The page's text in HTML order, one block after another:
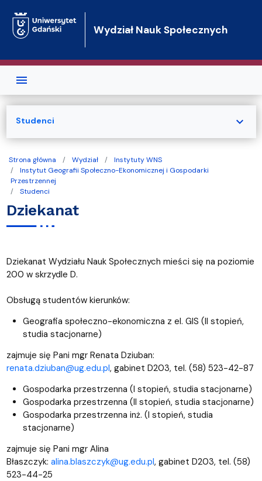
Wydział Nauk Społecznych
Strona główna Wydział
Instytuty WNS
Instytut Geografii Społeczno-Ekonomicznej i Gospodarki
Przestrzennej
Studenci
Dziekanat
Dziekanat Wydziału Nauk Społecznych mieści się na poziomie
200 w skrzydle D.
Obsługą studentów kierunków:
Geografia społeczno-ekonomiczna z el. GIS (II stopień,
studia stacjonarne)
zajmuje się Pani mgr Renata Dziuban:
renata.dziuban@ug.edu.pl, gabinet D203, tel. (58) 523-42-87
Gospodarka przestrzenna (I stopień, studia stacjonarne)
Gospodarka przestrzenna (II stopień, studia stacjonarne)
Gospodarka przestrzenna inż. (I stopień, studia
stacjonarne)
zajmuje się Pani mgr Alina
Błaszczyk: alina.blaszczyk@ug.edu.pl, gabinet D203, tel. (58)
523-44-25
Studenci expand_more